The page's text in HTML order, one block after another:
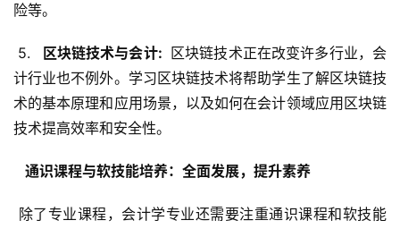
险等。
5.
  区块链技术与会计:
区块链技术正在改变许多行业，会
计行业也不例外。学习区块链技术将帮助学生了解区块链技
术的基本原理和应用场景，以及如何在会计领域应用区块链
技术提高效率和安全性。
  通识课程与软技能培养：全面发展，提升素养